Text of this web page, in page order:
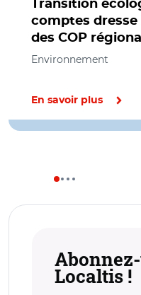
Transition
comptes
des COP
Environnement
En savoir plus
Localtis !